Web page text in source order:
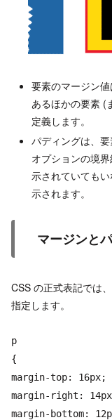
要素のマージン
あるほかの要素 (
定義します。
パディングは、
オプションの境
示されていても
示されます。
マージンと
CSS の正式表記では
指定します。
p
{
margin-top: 16px;
margin-right:
margin-bottom: